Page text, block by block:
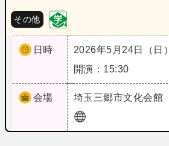
その他
日時
2026年5月24日（日）
開演：15:30
会場 埼玉 三郷市文化会館